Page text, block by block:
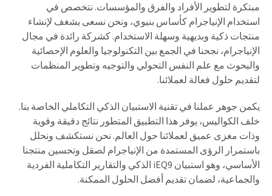
مبتكرة لتطوير الأفراد والفرق والمؤسسات. نتخصص في
استخدام الإنياجرام كأساس بنيوي، ونحن نسعى بشغف لإنشاء
منتجات ذكية وبديهية وسهلة الاستخدام. كشركة رائدة في مجال
الإنياجرام، نجحنا في الجمع بين التكنولوجيا والعلوم الإحصائية
والبحوث مع علم النفس التحولي والتوجيه وتطوير المنظمات
لتقديم حلول فعالة لعملائنا.
يكمن جوهر عملنا في تقنية الاستبيان الذكي التكاملي الخاصة بنا.
خلف الكواليس، يوفر هذا التطبيق المتطور نتائج دقيقة وقوية
وذات مغزى عميق لعملائنا حول العالم. نحن نستكشف ونحلل
باستمرار الرؤى المستمدة من الإنياجرام لصقل وتحسين منتجنا
الأساسي، وهو استبيان iEQ9 الذكي والتقارير التكاملية الفردية
والجماعية، لضمان تقديم أفضل الحلول الممكنة.